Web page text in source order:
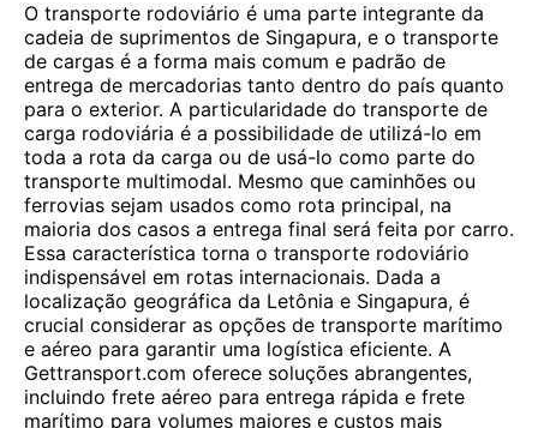
O transporte rodoviário é uma parte integrante da
cadeia de suprimentos de Singapura, e o transporte
de cargas é a forma mais comum e padrão de
entrega de mercadorias tanto dentro do país quanto
para o exterior. A particularidade do transporte de
carga rodoviária é a possibilidade de utilizá-lo em
toda a rota da carga ou de usá-lo como parte do
transporte multimodal. Mesmo que caminhões ou
ferrovias sejam usados ​​como rota principal, na
maioria dos casos a entrega final será feita por carro.
Essa característica torna o transporte rodoviário
indispensável em rotas internacionais. Dada a
localização geográfica da Letônia e Singapura, é
crucial considerar as opções de transporte marítimo
e aéreo para garantir uma logística eficiente. A
Gettransport.com oferece soluções abrangentes,
incluindo frete aéreo para entrega rápida e frete
marítimo para volumes maiores e custos mais